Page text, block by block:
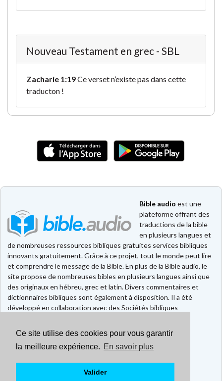
Ce site utilise des cookies pour vous garantir
la meilleure expérience. En savoir plus
Valider
Nouveau Testament en grec - SBL
Zacharie 1:19Ce verset n’existe pas dans cette
traducton !
Bible audio est une
plateforme offrant des
traductions de la bible
en plusieurs langues et
de nombreuses ressources bibliques gratuites services bibliques
innovants gratuitement. Grâce à ce projet, tout le monde peut lire
et comprendre le message de la Bible. En plus de la Bible audio, le
site propose de nombreuses bibles en plusieurs langues ainsi que
des originaux en hébreu, grec et latin. Divers commentaires et
dictionnaires bibliques sont également à disposition. Il a été
développé en collaboration avec des Sociétés bibliques
Faire un don
Contact